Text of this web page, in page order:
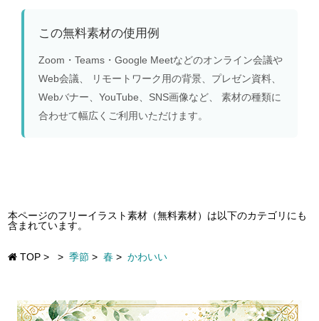
この無料素材の使用例
Zoom・Teams・Google Meetなどのオンライン会議や
Web会議、 リモートワーク用の背景、プレゼン資料、
Webバナー、YouTube、SNS画像など、 素材の種類に
合わせて幅広くご利用いただけます。
本ページのフリーイラスト素材（無料素材）は以下のカテゴリにも
含まれています。
TOP > > 季節 > 春 > かわいい